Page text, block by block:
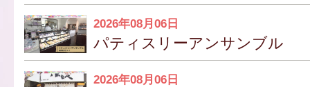
2026年08月06日
パティスリーアンサンブル
2026年08月06日